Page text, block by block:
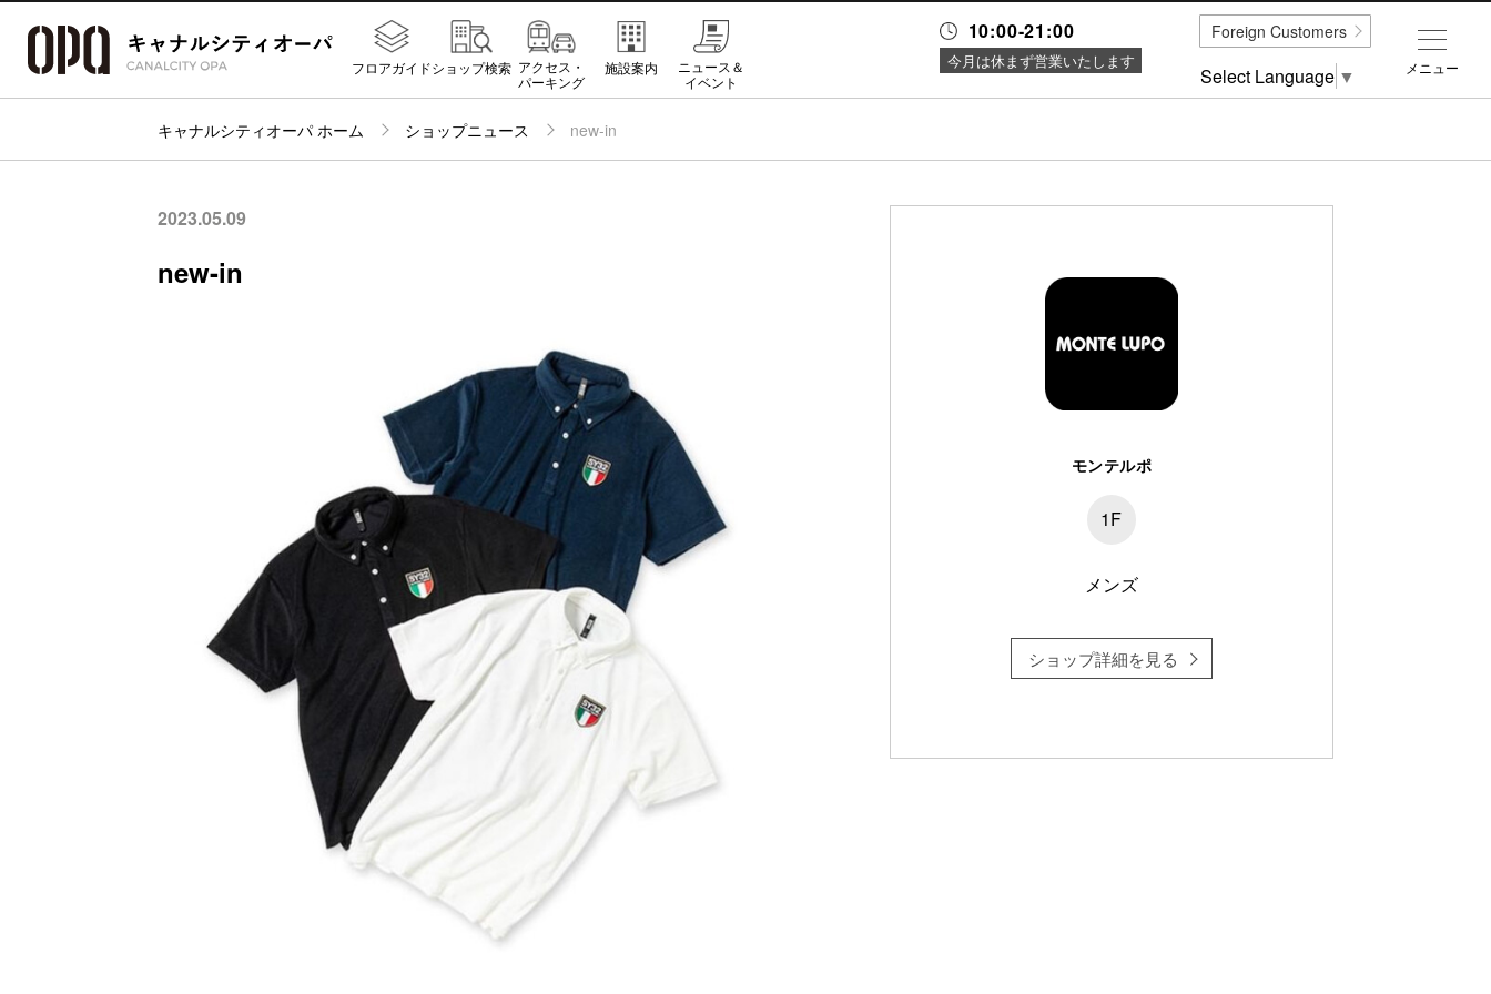
10:00-21:00
今月は休まず営業いたします
フロアガイドショップ検索 アクセス・
パーキング
施設案内
ニュース＆
イベント
キャナルシティオーパ ホーム ショップニュース new-in
2023.05.09
new-in
モンテルポ
1F
メンズ
ショップ詳細を見る
メニュー
Foreign Customers
Select Language ▼